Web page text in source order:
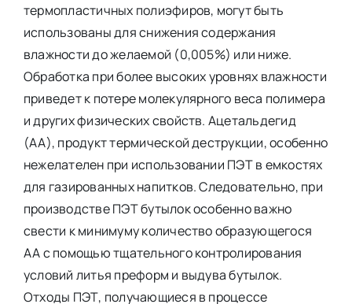
термопластичных полиэфиров, могут быть
использованы для снижения содержания
влажности до желаемой (0,005%) или ниже.
Обработка при более высоких уровнях влажности
приведет к потере молекулярного веса полимера
и других физических свойств. Ацетальдегид
(АА), продукт термической деструкции, особенно
нежелателен при использовании ПЭТ в емкостях
для газированных напитков. Следовательно, при
производстве ПЭТ бутылок особенно важно
свести к минимуму количество образующегося
АА с помощью тщательного контролирования
условий литья преформ и выдува бутылок.
Отходы ПЭТ, получающиеся в процессе